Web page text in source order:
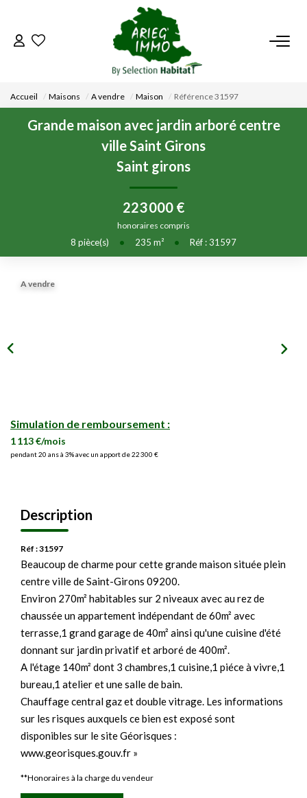
ACCUEIL
NOS BIENS
VENDRE UN BIEN
DÉPOSEZ VOTRE RECHERCHE
NOUS REJOINDRE
Accueil Maisons A vendre Maison Référence 31597
Grande maison avec jardin arboré centre
ville Saint Girons
Saint girons
223 000 €
honoraires compris
8 pièce(s) • 235 m² • Réf : 31597
A vendre
Simulation de remboursement :
1 113 €/mois
pendant 20 ans à 3% avec un apport de 22 300 €
Description
Réf : 31597
Beaucoup de charme pour cette grande maison située plein
centre ville de Saint-Girons 09200.
Environ 270m² habitables sur 2 niveaux avec au rez de
chaussée un appartement indépendant de 60m² avec
terrasse,1 grand garage de 40m² ainsi qu'une cuisine d'été
donnant sur jardin privatif et arboré de 400m².
A l'étage 140m² dont 3 chambres,1 cuisine,1 piéce à vivre,1
bureau,1 atelier et une salle de bain.
Chauffage central gaz et double vitrage. Les informations
sur les risques auxquels ce bien est exposé sont
disponibles sur le site Géorisques :
www.georisques.gouv.fr »
**Honoraires à la charge du vendeur